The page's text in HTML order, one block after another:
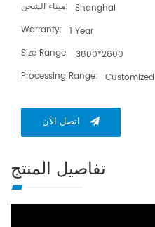
ميناء الشحن: Shanghai
Warranty: 1 Year
Size Range:
3800*2600
Processing Range: Customized
اتصل الآن
تفاصيل المنتج